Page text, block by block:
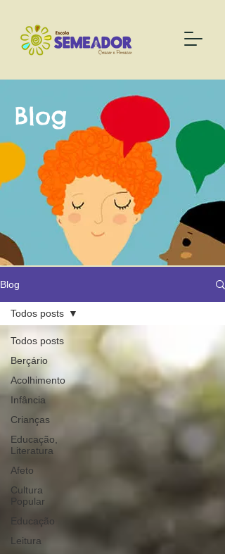
Blog
Blog
Todos posts
Berçário
Acolhimento
Infância
Crianças
Educação,
Literatura
Afeto
Cultura
Popular
Educação
Leitura
Todos posts